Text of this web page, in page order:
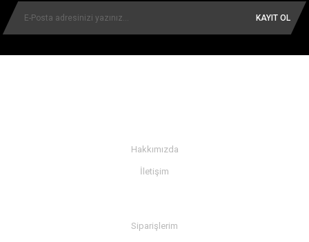
KAYIT OL
Hakkımızda
İletişim
Siparişlerim